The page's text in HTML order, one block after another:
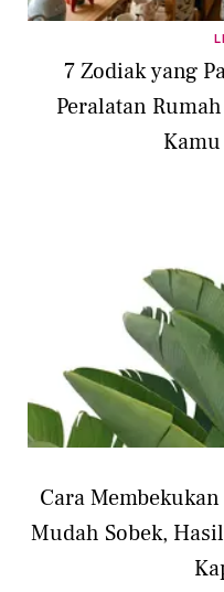
7 Zodiak yang
Peralatan
Cara
Mudah Sobek,